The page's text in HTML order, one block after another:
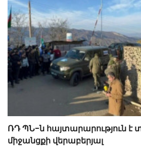
ՌԴ ՊՆ-ն հայտարարություն է
միջանցքի վերաբերյալ